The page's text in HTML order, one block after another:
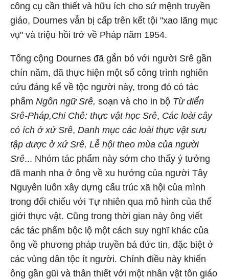
công cụ cần thiết và hữu ích cho sứ mệnh truyền
giáo, Dournes vẫn bị cấp trên kết tội "xao lãng mục
vụ" và triệu hồi trở về Pháp năm 1954.
Tổng cộng Dournes đã gắn bó với người Srê gần
chín năm, đã thực hiện một số công trình nghiên
cứu đáng kể về tộc người này, trong đó có tác
phẩm Ngôn ngữ Srê, soạn và cho in bộ Từ điển
Srê-Pháp,Chi Chê: thực vật học Srê, Các loài cây
có ích ở xứ Srê, Danh mục các loài thực vật sưu
tập được ở xứ Srê, Lễ hội theo mùa của người
Srê... Nhóm tác phẩm này sớm cho thấy ý tưởng
đã manh nha ở ông về xu hướng của người Tây
Nguyên luôn xây dựng cấu trúc xã hội của mình
trong đối chiếu với Tự nhiên qua mô hình của thế
giới thực vật. Cũng trong thời gian này ông viết
các tác phẩm bộc lộ một cách suy nghĩ khác của
ông về phương pháp truyền bá đức tin, đặc biệt ở
các vùng dân tộc ít người. Chính điều này khiến
ông gần gũi và thân thiết với một nhân vật tôn giáo